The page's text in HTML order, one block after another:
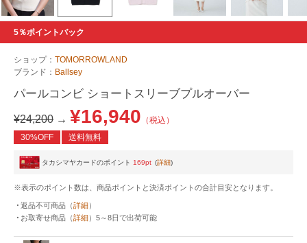
5％ポイントバック
ショップ： TOMORROWLAND
ブランド： Ballsey
パールコンビ ショートスリーブプルオーバー
¥24,200 → ¥16,940 （税込）
30%OFF
送料無料
タカシマヤカードのポイント 169pt (詳細)
※表示のポイント数は、商品ポイントと決済ポイントの合計目安となります。
返品不可商品 （詳細）
お取寄せ商品 （詳細） 5～8日で出荷可能